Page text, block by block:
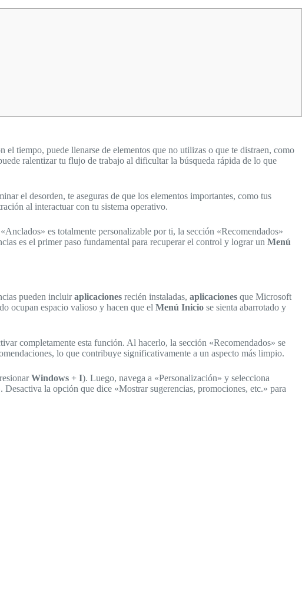
tiempo, puede llenarse de elementos que no utilizas o que te distraen, como
ralentizar tu flujo de trabajo al dificultar la búsqueda rápida de lo que
el desorden, te aseguras de que los elementos importantes, como tus
al interactuar con tu sistema operativo.
es totalmente personalizable por ti, la sección «Recomendados»
es el primer paso fundamental para recuperar el control y lograr un Menú
pueden incluiraplicaciones recién instaladas, aplicaciones que Microsoft
ocupan espacio valioso y hacen que el Menú Inicio se sienta abarrotado y
completamente esta función. Al hacerlo, la sección «Recomendados» se
lo que contribuye significativamente a un aspecto más limpio.
Windows + I). Luego, navega a «Personalización» y selecciona
la opción que dice «Mostrar sugerencias, promociones, etc.» para